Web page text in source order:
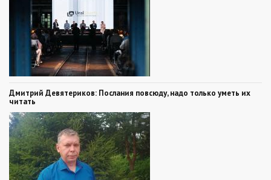
Дмитрий Девятериков: Послания повсюду, надо только уметь их
читать